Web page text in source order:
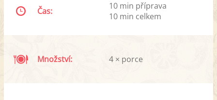
Čas:
10 min příprava
10 min celkem
Množství: 4 × porce